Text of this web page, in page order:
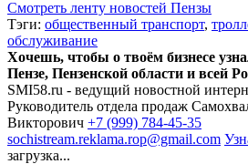
Смотреть ленту новостей Пензы
Тэги: общественный транспорт,
обслуживание
Хочешь, чтобы о твоём бизнесе
Пензе, Пензенской области и всей
SMI58.ru - ведущий новостной
Руководитель отдела продаж
Викторович +7 (999) 784-45-35
sochistream.reklama.rop@gmail.com
загрузка...